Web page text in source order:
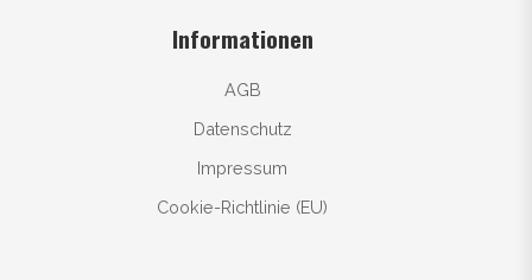
Informationen
AGB
Datenschutz
Impressum
Cookie-Richtlinie (EU)